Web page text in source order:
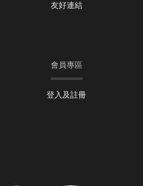
友好連結
會員專區
登入及註冊